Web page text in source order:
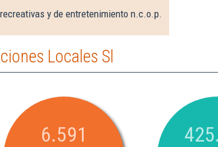
y de entretenimiento n.c.o.p.
Locales Sl
6.591